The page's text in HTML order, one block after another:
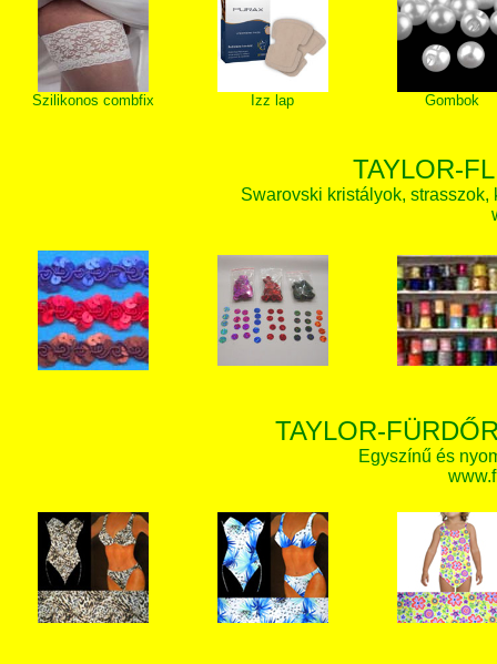
Szilikonos combfix Izz lap Gombok
TAYLOR-
Swarovski kristályok,
TAYLOR-
Egyszínű és